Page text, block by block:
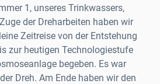
1, unseres Trinkwassers,
der Dreharbeiten haben wir
Zeitreise von der Entstehung
zur heutigen Technologiestufe
begeben. Es war
Dreh. Am Ende haben wir den